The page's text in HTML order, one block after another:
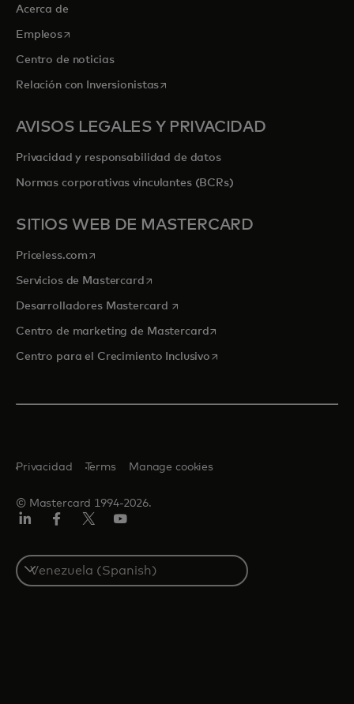
Acerca de
Empleosse abre en una pestaña nueva
Centro de noticias
Relación con Inversionistasse abre en una pestaña nueva
AVISOS LEGALES Y PRIVACIDAD
Privacidad y responsabilidad de datos
Normas corporativas vinculantes (BCRs)
SITIOS WEB DE MASTERCARD
Priceless.com se abre en una pestaña nueva
Servicios de Mastercardse abre en una pestaña nueva
Desarrolladores Mastercard se abre en una pestaña nueva
Centro de marketing de Mastercardse abre en una pestaña
Centro para el Crecimiento Inclusivose abre en una pestaña
© Mastercard 1994-2026.
Privacidad Terms Manage cookies
Select
a
country